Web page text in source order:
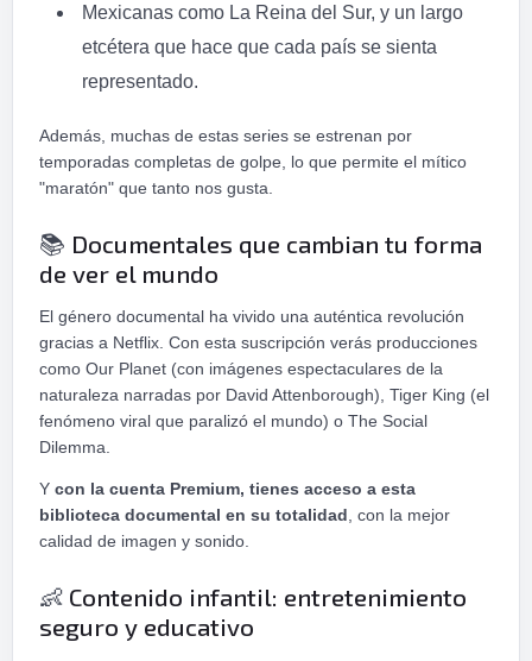
Mexicanas como La Reina del Sur, y un largo
etcétera que hace que cada país se sienta
representado.
Además, muchas de estas series se estrenan por
temporadas completas de golpe, lo que permite el mítico
"maratón" que tanto nos gusta.
📚 Documentales que cambian tu forma
de ver el mundo
El género documental ha vivido una auténtica revolución
gracias a Netflix. Con esta suscripción verás producciones
como Our Planet (con imágenes espectaculares de la
naturaleza narradas por David Attenborough), Tiger King (el
fenómeno viral que paralizó el mundo) o The Social
Dilemma.
Y con la cuenta Premium, tienes acceso a esta
biblioteca documental en su totalidad, con la mejor
calidad de imagen y sonido.
👶 Contenido infantil: entretenimiento
seguro y educativo